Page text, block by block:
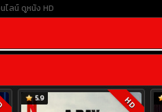
ไลน์ ดูหนัง HD
5.9 HD